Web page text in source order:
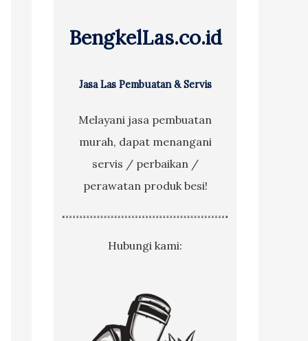
BengkelLas.co.id
Jasa Las Pembuatan & Servis
Melayani jasa pembuatan
murah, dapat menangani
servis / perbaikan /
perawatan produk besi!
Hubungi kami: